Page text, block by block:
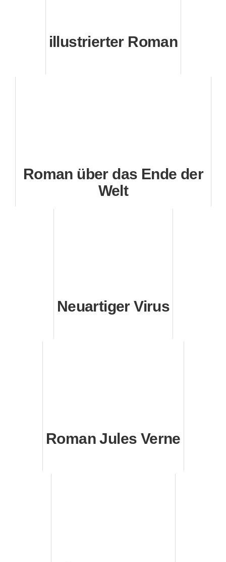
illustrierter Roman
Roman über das Ende der
Welt
Neuartiger Virus
Roman Jules Verne